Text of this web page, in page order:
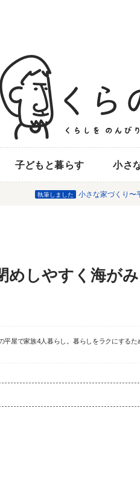
子どもと暮らす 小さ
執筆しました 小さな家づくり〜
めしやすく海が
平屋で家族4人暮らし。暮らしをラクにするた